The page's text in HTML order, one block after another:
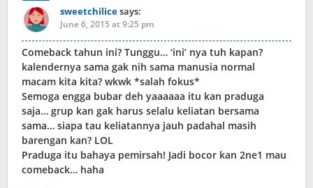
sweetchilicesays:
June 6, 2015 at 9:25 pm
Comeback tahun ini? Tunggu… ‘ini’ nya tuh kapan?
kalendernya sama gak nih sama manusia normal
macam kita kita? wkwk *salah fokus*
Semoga engga bubar deh yaaaaaa itu kan praduga
saja… grup kan gak harus selalu keliatan bersama
sama… siapa tau keliatannya jauh padahal masih
barengan kan? LOL
Praduga itu bahaya pemirsah! Jadi bocor kan 2ne1 mau
comeback… haha